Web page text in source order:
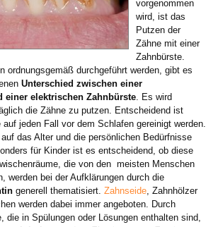
vorgenommen
wird, ist das
Putzen der
Zähne mit einer
Zahnbürste.
ordnungsgemäß durchgeführt werden, gibt es
Unterschied zwischen einer
einer elektrischen Zahnbürste. Es wird
die Zähne zu putzen. Entscheidend ist
jeden Fall vor dem Schlafen gereinigt werden.
das Alter und die persönlichen Bedürfnisse
für Kinder ist es entscheidend, ob diese
die von den meisten Menschen
werden bei der Aufklärungen durch die
generell thematisiert. Zahnseide, Zahnhölzer
werden dabei immer angeboten. Durch
die in Spülungen oder Lösungen enthalten sind,